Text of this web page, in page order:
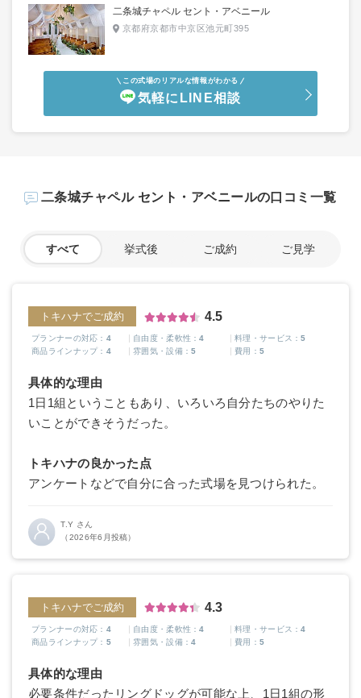
二条城チャペル セント・アベニール
京都府京都市中京区池元町395
この式場のリアルな情報がわかる
気軽にLINE相談
二条城チャペル セント・アベニールの口コミ一覧
すべて 挙式後 ご成約 ご見学
トキハナでご成約 4.5
プランナーの対応： 4 自由度・柔軟性：4 料理・サービス：5
商品ラインナップ： 4 雰囲気・設備：5 費用： 5
具体的な理由
1日1組ということもあり、いろいろ自分たちのやりた
いことができそうだった。
トキハナの良かった点
アンケートなどで自分に合った式場を見つけられた。
T.Y さん
（2026年6月投稿）
トキハナでご成約 4.3
プランナーの対応： 4 自由度・柔軟性：4 料理・サービス：4
商品ラインナップ： 5 雰囲気・設備：4 費用： 5
具体的な理由
必要条件だったリングドッグが可能な上、1日1組の形